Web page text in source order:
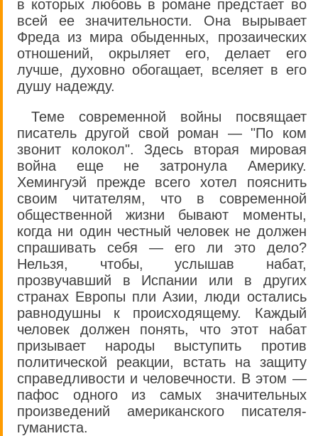
в которых любовь в романе предстает во
всей ее значительности. Она вырывает
Фреда из мира обыденных, прозаических
отношений, окрыляет его, делает его
лучше, духовно обогащает, вселяет в его
душу надежду.
Теме современной войны посвящает
писатель другой свой роман — "По ком
звонит колокол". Здесь вторая мировая
война еще не затронула Америку.
Хемингуэй прежде всего хотел пояснить
своим читателям, что в современной
общественной жизни бывают моменты,
когда ни один честный человек не должен
спрашивать себя — его ли это дело?
Нельзя, чтобы, услышав набат,
прозвучавший в Испании или в других
странах Европы пли Азии, люди остались
равнодушны к происходящему. Каждый
человек должен понять, что этот набат
призывает народы выступить против
политической реакции, встать на защиту
справедливости и человечности. В этом —
пафос одного из самых значительных
произведений американского писателя-
гуманиста.